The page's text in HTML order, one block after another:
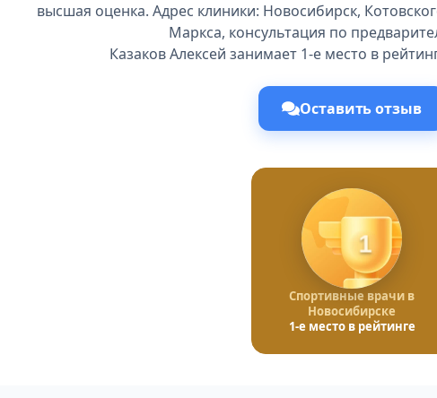
высшая оценка. Адрес клиники: Новосибирск,
Маркса, консультация по
Казаков Алексей занимает 1-е место в
Оставить отзыв
1
Спортивные врачи в
Новосибирске
1-е место в рейтинге